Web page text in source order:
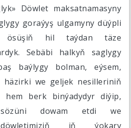
Döwlet maksatnamasyny
goraýyş ulgamyny düýpli
ösüşiň hil taýdan täze
Sebäbi halkyň saglygy
baýlygy bolman, eýsem,
häzirki we geljek nesilleriniň
hem berk binýadydyr diýip,
dowam etdi we
döwletimiziň iň ýokary